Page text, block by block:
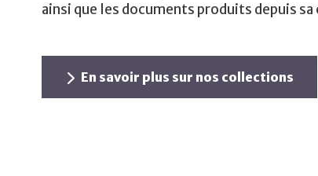
ainsi que les documents produits depuis sa
En savoir plus sur nos collections